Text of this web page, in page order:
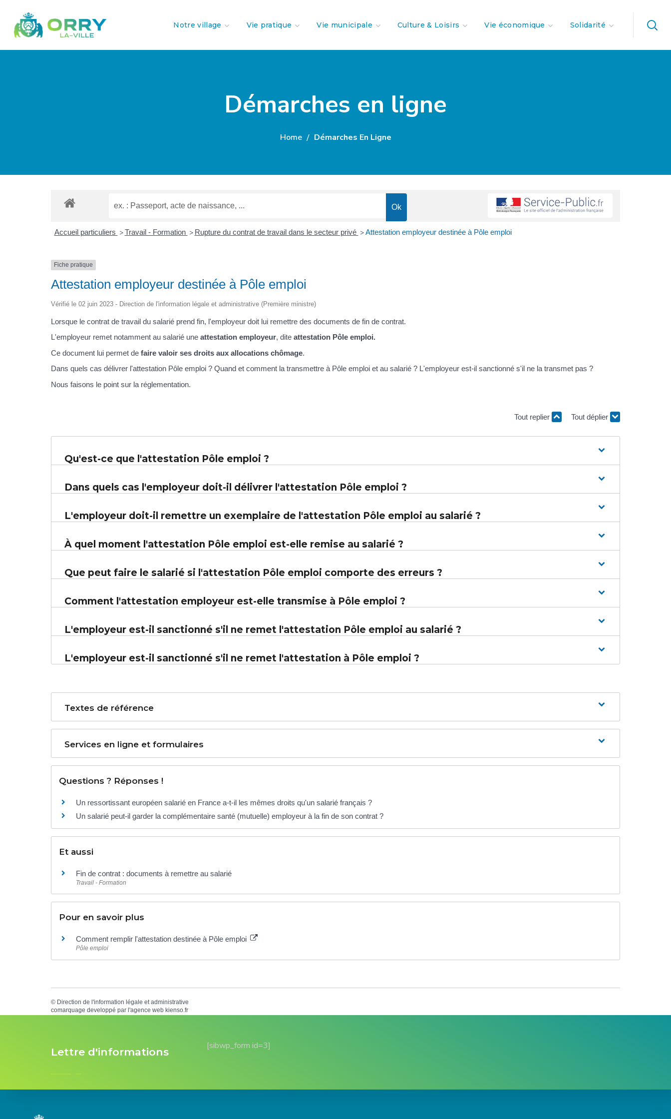
Notre village Vie pratique Vie municipale Culture & Loisirs Vie économique Solidarité
Démarches en ligne
Home Démarches En Ligne
Accueil particuliers > Travail - Formation > Rupture du contrat de travail dans le secteur privé > Attestation employeur destinée à Pôle emploi
Fiche pratique
Attestation employeur destinée à Pôle emploi
Vérifié le 02 juin 2023 - Direction de l'information légale et administrative (Première ministre)
Lorsque le contrat de travail du salarié prend fin, l'employeur doit lui remettre des documents de fin de contrat.
L'employeur remet notamment au salarié une attestation employeur, dite attestation Pôle emploi.
Ce document lui permet de faire valoir ses droits aux allocations chômage.
Dans quels cas délivrer l'attestation Pôle emploi ? Quand et comment la transmettre à Pôle emploi et au salarié ? L'employeur est-il sanctionné s'il ne la transmet pas ?
Nous faisons le point sur la réglementation.
Tout replier Tout déplier
Qu'est-ce que l'attestation Pôle emploi ?
Dans quels cas l'employeur doit-il délivrer l'attestation Pôle emploi ?
L'employeur doit-il remettre un exemplaire de l'attestation Pôle emploi au salarié ?
À quel moment l'attestation Pôle emploi est-elle remise au salarié ?
Que peut faire le salarié si l'attestation Pôle emploi comporte des erreurs ?
Comment l'attestation employeur est-elle transmise à Pôle emploi ?
L'employeur est-il sanctionné s'il ne remet l'attestation Pôle emploi au salarié ?
L'employeur est-il sanctionné s'il ne remet l'attestation à Pôle emploi ?
Textes de référence
Services en ligne et formulaires
Questions ? Réponses !
Un ressortissant européen salarié en France a-t-il les mêmes droits qu'un salarié français ?
Un salarié peut-il garder la complémentaire santé (mutuelle) employeur à la fin de son contrat ?
Et aussi
Fin de contrat : documents à remettre au salarié
Travail - Formation
Pour en savoir plus
Comment remplir l'attestation destinée à Pôle emploi
Pôle emploi
© Direction de l'information légale et administrative
comarquage developpé par l'agence web kienso.fr
Lettre d'informations [sibwp_form id=3]